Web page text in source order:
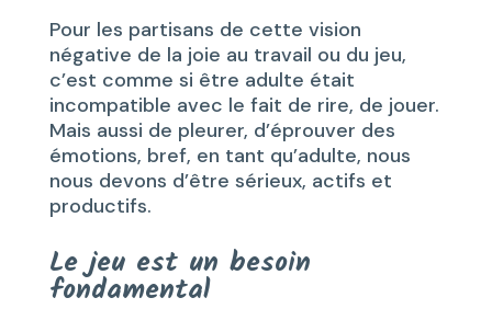
Pour les partisans de cette vision
négative de la joie au travail ou du jeu,
c’est comme si être adulte était
incompatible avec le fait de rire, de jouer.
Mais aussi de pleurer, d’éprouver des
émotions, bref, en tant qu’adulte, nous
nous devons d’être sérieux, actifs et
productifs.
Le jeu est un besoin
fondamental